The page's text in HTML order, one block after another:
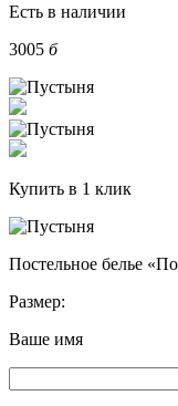
Есть в наличии
3005 б
Купить в 1 клик
Постельное белье
Размер:
Ваше имя